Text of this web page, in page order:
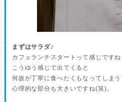
まずはサラダ♪
カフェランチスタートって感じですね
こうゆう感じで出てくると
何故か丁寧に食べたくもなってしまう
心理的な部分も大きいですね(笑)。